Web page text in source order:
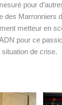
pour
des Marronniers
metteur en
pour ce
de crise.